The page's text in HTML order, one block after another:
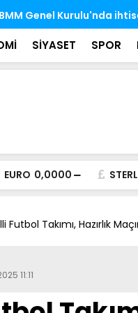
Genel Kurulu'nda
yapıldı
SİYASET SPOR
EURO 0,0000
Futbol Takımı, Hazırlık
11:11